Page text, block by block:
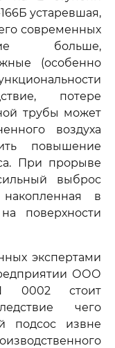
устаревшая,
современных
больше,
(особенно
потере
трубы может
воздуха
повышение
При прорыве
выброс
в
поверхности
экспертами
ООО
0002 стоит
чего
подсос извне